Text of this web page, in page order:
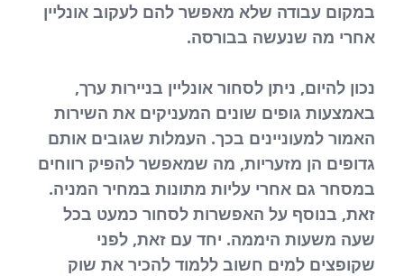
במקום עבודה שלא מאפשר להם לעקוב אונליין
אחרי מה שנעשה בבורסה.
נכון להיום, ניתן לסחור אונליין בניירות ערך,
באמצעות גופים שונים המעניקים את השירות
האמור למעוניינים בכך. העמלות שגובים אותם
גדופים הן מזעריות, מה שמאפשר להפיק רווחים
במסחר גם אחרי עליות מתונות במחיר המניה.
זאת, בנוסף על האפשרות לסחור כמעט בכל
שעה משעות היממה. יחד עם זאת, לפני
שקופצים למים חשוב ללמוד להכיר את שוק